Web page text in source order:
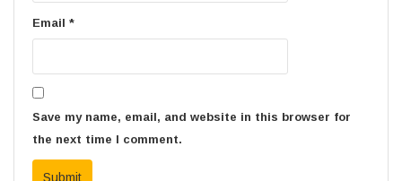
Email *
Save my name, email, and website in this browser for
the next time I comment.